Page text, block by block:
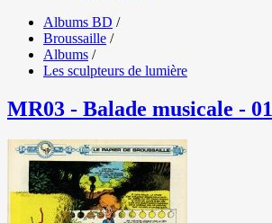
Albums BD /
Broussaille /
Albums /
Les sculpteurs de lumière
MR03 - Balade musicale - 01